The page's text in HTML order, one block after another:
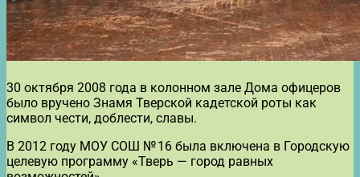
30 октября 2008 года в колонном зале Дома офицеров
было вручено Знамя Тверской кадетской роты как
символ чести, доблести, славы.
В 2012 году МОУ СОШ № 16 была включена в Городскую
целевую программу «Тверь — город равных